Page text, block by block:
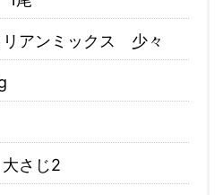
リアンミックス 少々
さじ2